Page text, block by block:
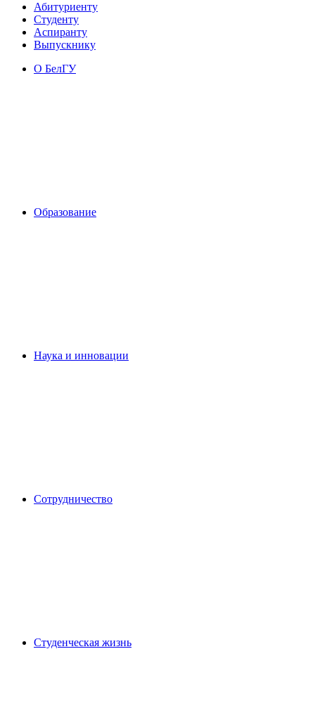
Абитуриенту
Студенту
Аспиранту
Выпускнику
О БелГУ
Образование
Наука и инновации
Сотрудничество
Студенческая жизнь